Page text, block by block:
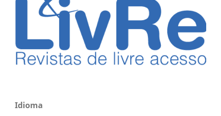
Idioma